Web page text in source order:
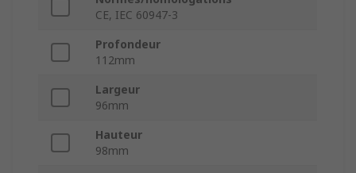
CE, IEC 60947-3
Profondeur
112mm
Largeur
96mm
Hauteur
98mm